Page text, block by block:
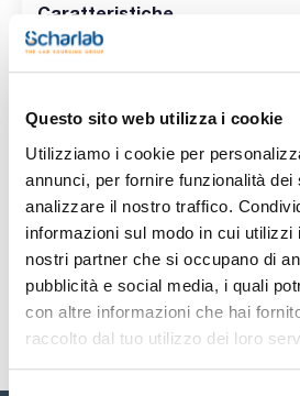
Questo sito web utilizza i cookie
Utilizziamo i cookie per
annunci, per fornire funzionalità dei
analizzare il nostro traffico.
informazioni sul modo in cui utilizzi
nostri partner che si occupano di
pubblicità e social media, i quali
con altre informazioni che hai
raccolto dal tuo utilizzo dei loro
Caratteristiche
Prodotti senza filtro!
Codice
SB260100MG
x100mg
Controlla le
scorte